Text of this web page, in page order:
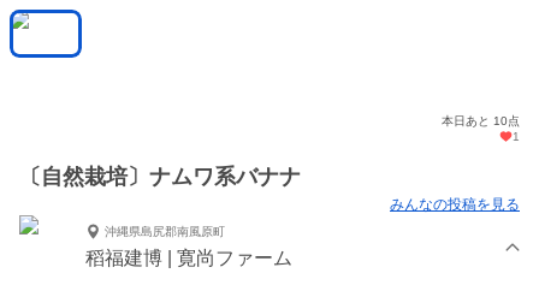
本日あと 10点
1
〔自然栽培〕ナムワ系バナナ
みんなの投稿を見る
沖縄県島尻郡南風原町
稻福建博 | 寛尚ファーム